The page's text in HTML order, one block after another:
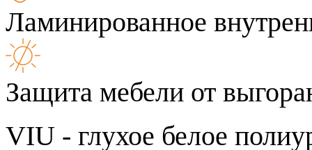
Ламинированное
Защита мебели от
VIU - глухое белое